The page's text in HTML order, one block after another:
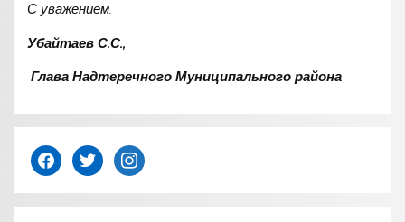
С уважением,
Убайтаев С.С.,
Глава Надтеречного Муниципального района
facebooktwitter instagram